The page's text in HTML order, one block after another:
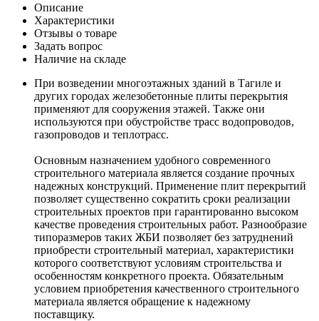
Описание
Характеристики
Отзывы о товаре
Задать вопрос
Наличие на складе
При возведении многоэтажных зданий в Тагиле и
других городах железобетонные плиты перекрытия
применяют для сооружения этажей. Также они
используются при обустройстве трасс водопроводов,
газопроводов и теплотрасс.
Основным назначением удобного современного
строительного материала является создание прочных
надежных конструкций. Применение плит перекрытий
позволяет существенно сократить сроки реализации
строительных проектов при гарантированно высоком
качестве проведения строительных работ. Разнообразие
типоразмеров таких ЖБИ позволяет без затруднений
приобрести строительный материал, характеристики
которого соответствуют условиям строительства и
особенностям конкретного проекта. Обязательным
условием приобретения качественного строительного
материала является обращение к надежному
поставщику.